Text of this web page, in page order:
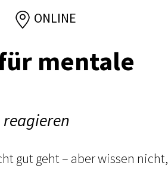
ONLINE
mentale
reagieren
gut geht – aber wissen nicht,